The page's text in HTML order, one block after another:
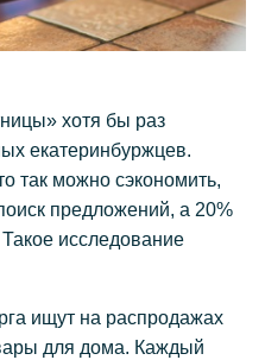
хотя бы раз
екатеринбуржцев.
так можно сэкономить,
предложений, а 20%
исследование
ищут на распродажах
для дома. Каждый